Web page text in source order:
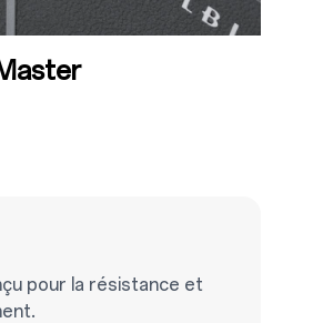
pour la résistance et